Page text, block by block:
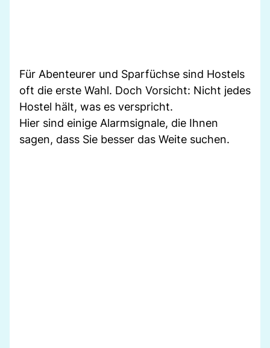
Für Abenteurer und Sparfüchse sind Hostels
oft die erste Wahl. Doch Vorsicht: Nicht jedes
Hostel hält, was es verspricht.
Hier sind einige Alarmsignale, die Ihnen
sagen, dass Sie besser das Weite suchen.